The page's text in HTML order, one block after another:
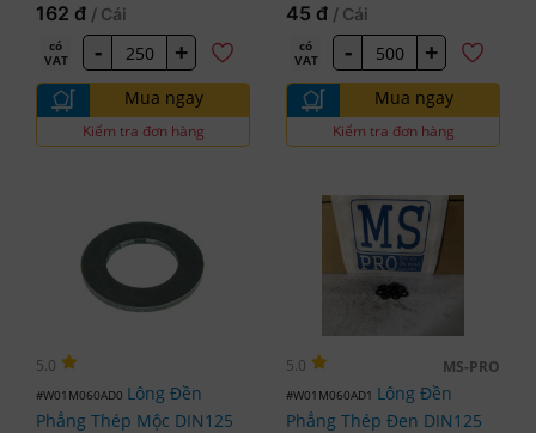
162 đ / Cái
có
VAT
- +
Mua ngay
Kiểm tra đơn hàng
45 đ / Cái
có
VAT
- +
Mua ngay
Kiểm tra đơn hàng
5.0
#W01M060AD0 Lông Đền
Phẳng Thép Mộc DIN125
5.0 MS-PRO
#W01M060AD1 Lông Đền
Phẳng Thép Đen DIN125